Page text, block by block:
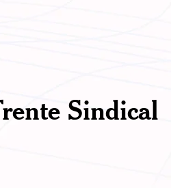
Sindical